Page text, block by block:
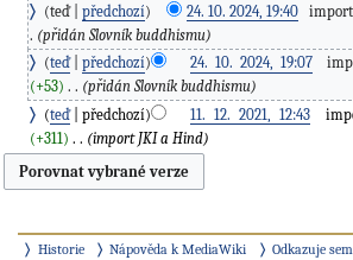
teď předchozí 24. 10. 2024, 19:40
přidán Slovník buddhismu
teď
předchozí 24. 10. 2024, 19:07
+53 ‎
přidán Slovník buddhismu
teď
předchozí 11. 12. 2021, 12:43
+311 ‎ import JKI a Hind
Historie Nápověda k MediaWiki Odkazuje sem